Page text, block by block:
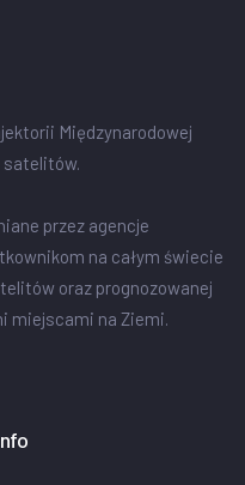
Międzynarodowej
satelitów.
przez agencje
na całym świecie
oraz prognozowanej
miejscami na Ziemi.